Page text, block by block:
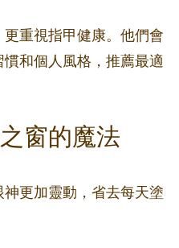
重視指甲健康。他們會
和個人風格，推薦最適
窗的魔法
更加靈動，省去每天塗